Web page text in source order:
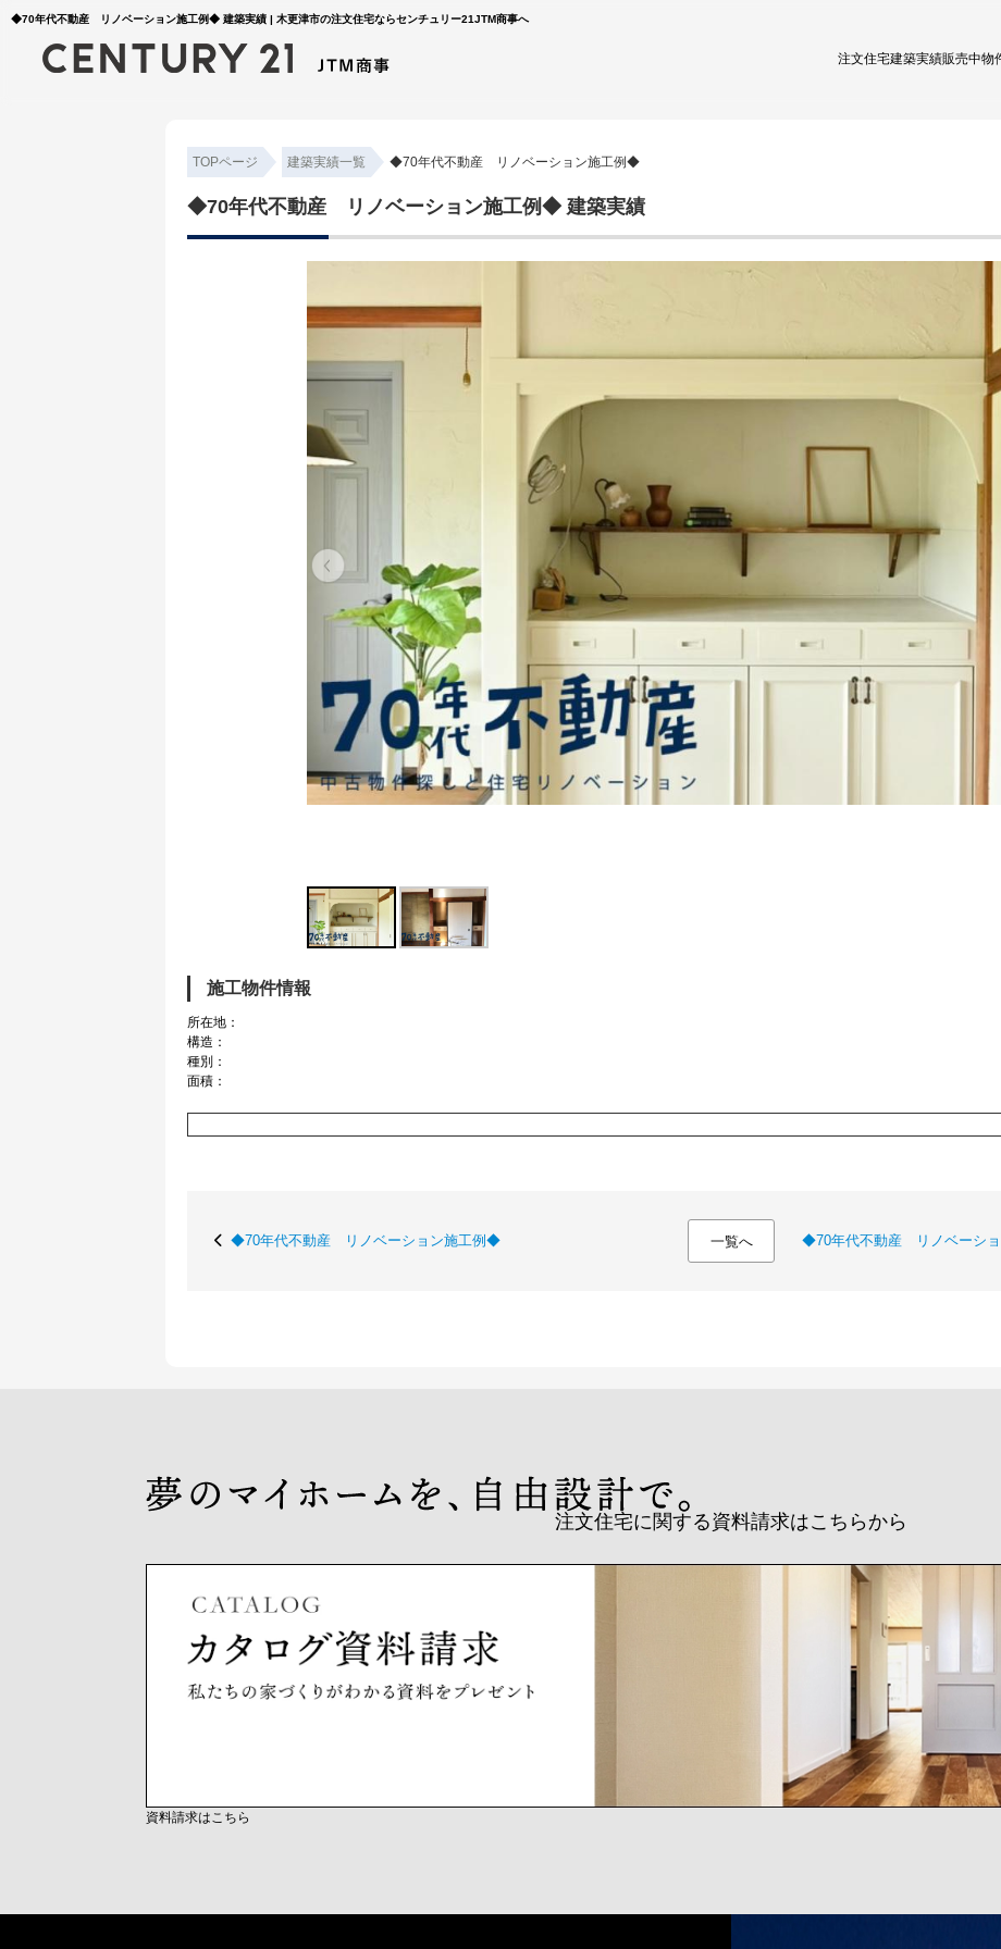
◆70年代不動産 リノベーション施工例◆ 建築実績 | 木更津市の注文住宅ならセンチュリー21JTM商事へ
注文住宅建築実績販売中物
TOPページ 建築実績一覧 ◆70年代不動産 リノベーション施工例◆
◆70年代不動産 リノベーション施工例◆ 建築実績
施工物件情報
所在地：
構造：
種別：
面積：
◆70年代不動産 リノベーション施工例◆ 一覧へ ◆70年代不動産 リノベーシ
注文住宅に関する資料請求はこちらから
資料請求はこちら